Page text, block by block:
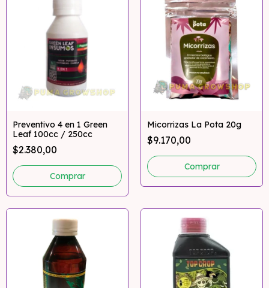
Preventivo 4 en 1 Green
Leaf 100cc / 250cc
$2.380,00
Comprar
Micorrizas La Pota 20g
$9.170,00